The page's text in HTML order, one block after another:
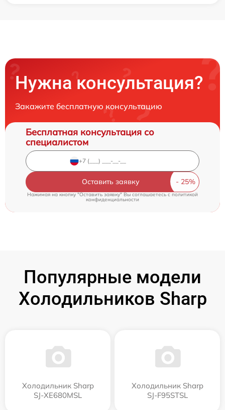
Нужна консультация?
Закажите бесплатную консультацию
Бесплатная консультация со
специалистом
Оставить заявку
Нажимая на кнопку "Оставить заявку" Вы соглашаетесь cполитикой
конфиденциальности
Популярные модели
Холодильников Sharp
Холодильник Sharp
SJ-XE680MSL
Холодильник Sharp
SJ-F95STSL